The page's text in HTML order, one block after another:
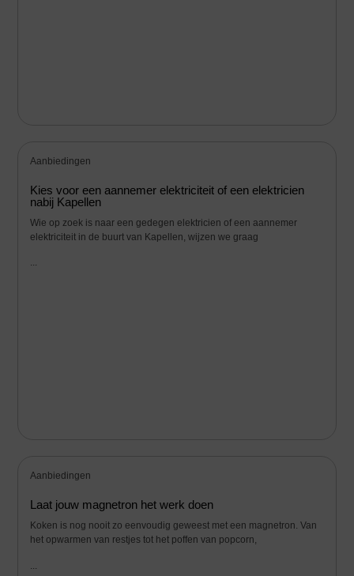
Aanbiedingen
Kies voor een aannemer elektriciteit of een elektricien
nabij Kapellen
Wie op zoek is naar een gedegen elektricien of een aannemer
elektriciteit in de buurt van Kapellen, wijzen we graag
...
Aanbiedingen
Laat jouw magnetron het werk doen
Koken is nog nooit zo eenvoudig geweest met een magnetron. Van
het opwarmen van restjes tot het poffen van popcorn,